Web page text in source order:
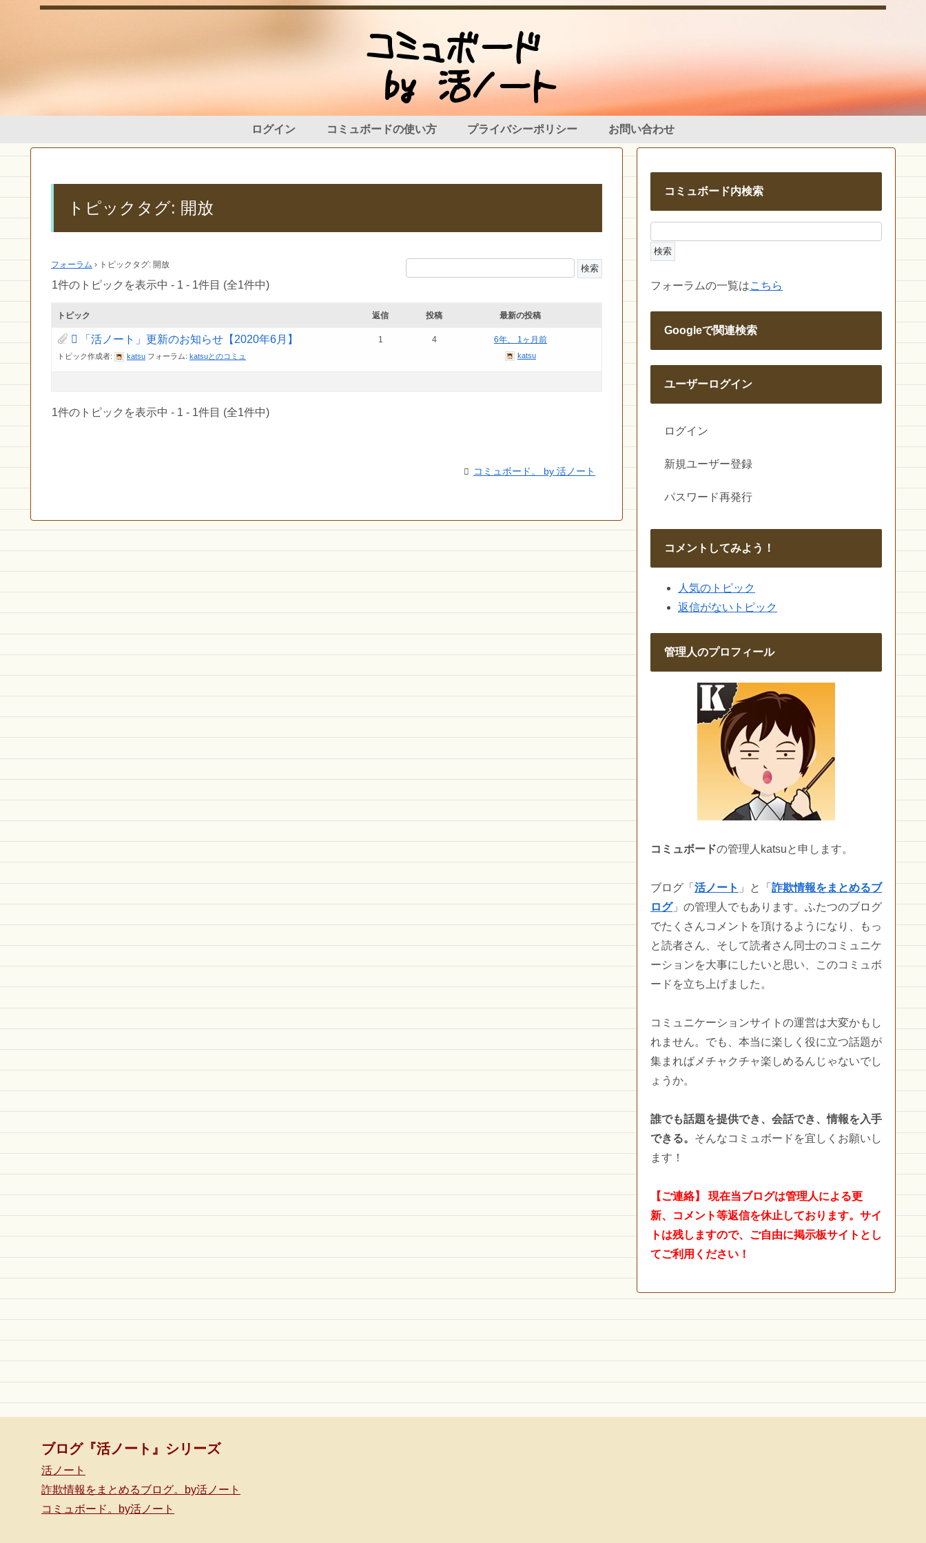
ログイン コミュボードの使い方 プライバシーポリシー お問い合わせ
トピックタグ: 開放
フォーラム › トピックタグ: 開放
1件のトピックを表示中 - 1 - 1件目 (全1件中)
トピック 返信 投稿 最新の投稿
「活ノート」更新のお知らせ【2020年6月】
トピック作成者: katsu フォーラム: katsuとのコミュ
1 4 6年、 1ヶ月前
katsu
1件のトピックを表示中 - 1 - 1件目 (全1件中)
コミュボード。 by 活ノート
コミュボード内検索
フォーラムの一覧はこちら
Googleで関連検索
ユーザーログイン
ログイン
新規ユーザー登録
パスワード再発行
コメントしてみよう！
人気のトピック
返信がないトピック
管理人のプロフィール
コミュボードの管理人katsuと申します。
ブログ「 活ノート 」と「 詐欺情報をまとめるブ
ログ」の管理人でもあります。ふたつのブログ
でたくさんコメントを頂けるようになり、もっ
と読者さん、そして読者さん同士のコミュニケ
ーションを大事にしたいと思い、このコミュボ
ードを立ち上げました。
コミュニケーションサイトの運営は大変かもし
れません。でも、本当に楽しく役に立つ話題が
集まればメチャクチャ楽しめるんじゃないでし
ょうか。
誰でも話題を提供でき、会話でき、情報を入手
できる。 そんなコミュボードを宜しくお願いし
ます！
【ご連絡】
現在当ブログは管理人による更
新、コメント等返信を休止しております。サイ
トは残しますので、ご自由に掲示板サイトとし
てご利用ください！
ブログ『活ノート』シリーズ
活ノート
詐欺情報をまとめるブログ。by活ノート
コミュボード。by活ノート